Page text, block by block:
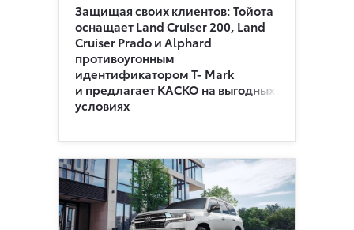
Защищая своих клиентов: Тойота
оснащает Land Cruiser 200, Land
Cruiser Prado и Alphard
противоугонным
идентификатором Т- Mark
и предлагает КАСКО на выгодных
условиях